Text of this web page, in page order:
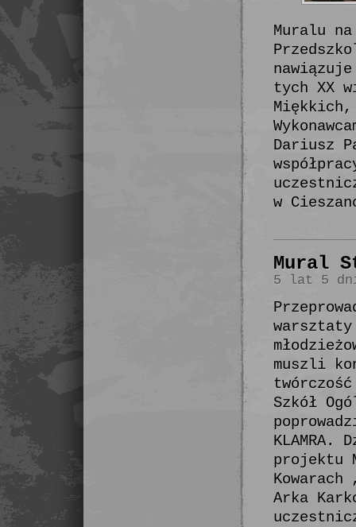
Muralu
tych XX
Miękkich,
Dariusz
w
Mural
5 lat 5
muszli
Szkół
KLAMRA.
projektu
Kowarach
Arka